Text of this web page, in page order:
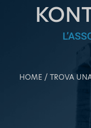
HOME TROVA